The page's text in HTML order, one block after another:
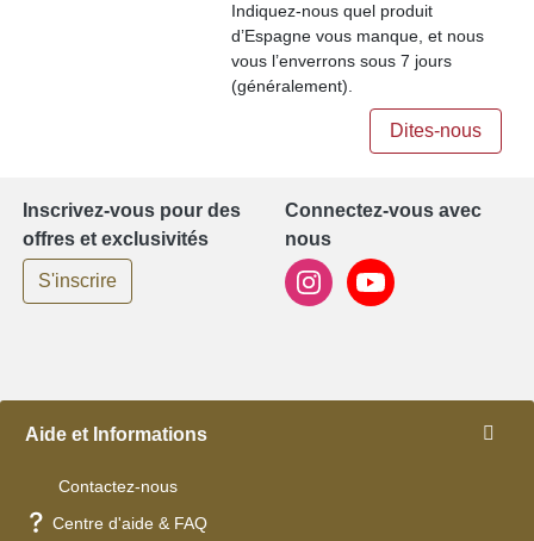
Indiquez-nous quel produit
d’Espagne vous manque, et nous
vous l’enverrons sous 7 jours
(généralement).
Dites-nous
Inscrivez-vous pour des
offres et exclusivités
S'inscrire
Connectez-vous avec
nous
Aide et Informations
Contactez-nous
Centre d'aide & FAQ